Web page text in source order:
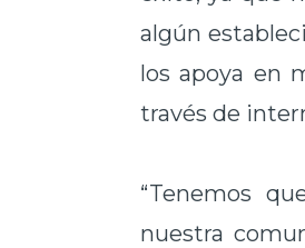
algún
los apoya en
través de
“Tenemos
nuestra